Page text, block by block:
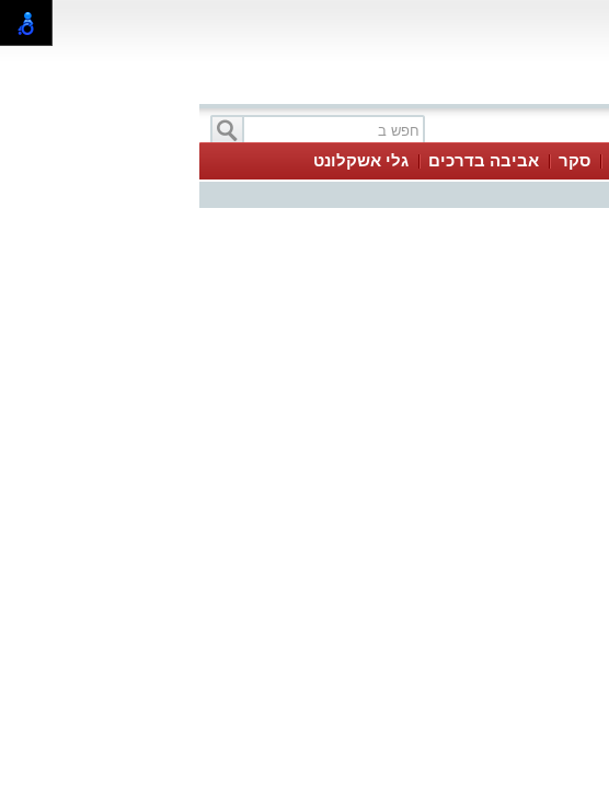
סקר אביבה בדרכים גלי אשקלונט